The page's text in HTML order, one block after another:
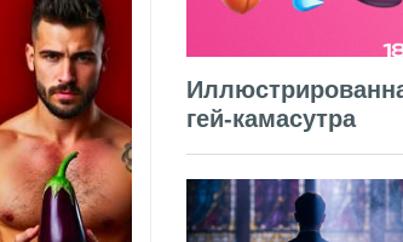
гей-камасутра